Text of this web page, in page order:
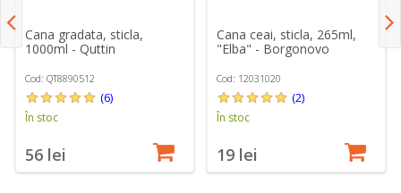
Cana gradata, sticla,
1000ml - Quttin
Cod: QT8890512
(6)
În stoc
56 lei
Cana ceai, sticla, 265ml,
"Elba" - Borgonovo
Cod: 12031020
(2)
În stoc
19 lei